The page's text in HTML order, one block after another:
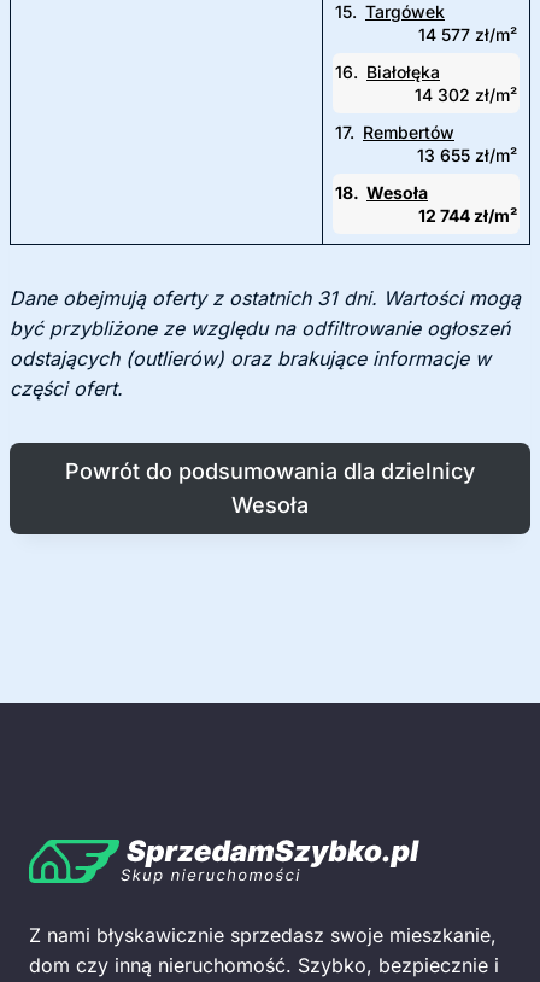
15. Targówek
14 577 zł/m²
16. Białołęka
14 302 zł/m²
17. Rembertów
13 655 zł/m²
18. Wesoła
12 744 zł/m²
Dane obejmują oferty z ostatnich 31 dni. Wartości mogą
być przybliżone ze względu na odfiltrowanie ogłoszeń
odstających (outlierów) oraz brakujące informacje w
części ofert.
Powrót do podsumowania dla dzielnicy
Wesoła
Z nami błyskawicznie sprzedasz swoje mieszkanie,
dom czy inną nieruchomość. Szybko, bezpiecznie i